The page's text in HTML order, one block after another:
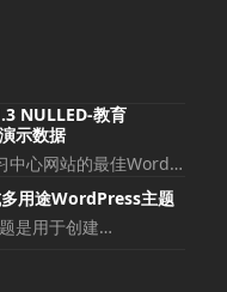
NULLED-教育
示数据
中心网站的最佳Word…
用途WordPress主题
是用于创建…